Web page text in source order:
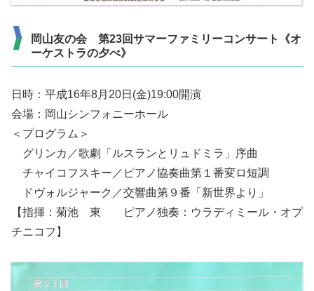
岡山友の会 第23回サマーファミリーコンサート《オ
ーケストラの夕べ》
日時：平成16年8月20日(金)19:00開演
会場：岡山シンフォニーホール
＜プログラム＞
グリンカ／歌劇「ルスランとリュドミラ」序曲
チャイコフスキー／ピアノ協奏曲第１番変ロ短調
ドヴォルジャーク／交響曲第９番「新世界より」
【指揮：菊池 東 ピアノ独奏：ウラディミール・オプ
チニコフ】